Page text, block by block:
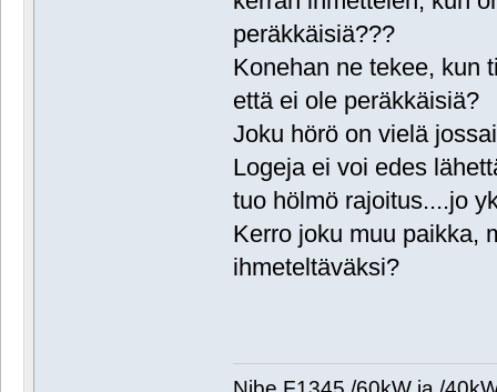
peräkkäisiä???
Konehan ne tekee, kun
että ei ole peräkkäisiä?
Joku hörö on vielä
Logeja ei voi edes
tuo hölmö rajoitus....jo
Kerro joku muu paikka,
ihmeteltäväksi?